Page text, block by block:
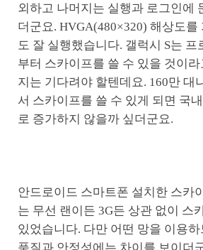
외하고 나머지는 실행과 로그인에
더군요. HVGA(480×320) 해상도를
도 잘 실행했습니다. 갤럭시 S는 프
부터 스카이프를 쓸 수 있을 것이
지는 기다려야 할텐데요. 160만 대
서 스카이프를 쓸 수 있게 되면 국
로 증가하지 않을까 싶더군요.
안드로이드 스마트폰 설치한 스카
는 무선 랜이든 3G든 상관 없이 스
있었습니다. 다만 어떤 망을 이용